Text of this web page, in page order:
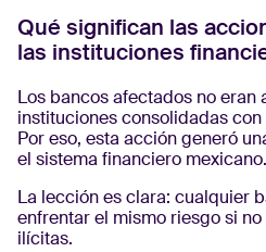
Qué significan las
las instituciones
Los bancos afectados no eran
instituciones consolidadas
Por eso, esta acción generó
el sistema financiero mexicano.
La lección es clara: cualquier
enfrentar el mismo riesgo si
ilícitas.